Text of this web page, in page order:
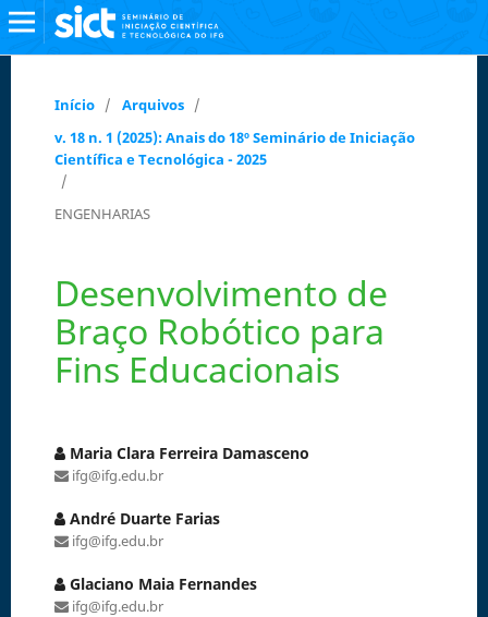
Início / Arquivos /
v. 18 n. 1 (2025): Anais do 18º Seminário de Iniciação
Científica e Tecnológica - 2025
/
ENGENHARIAS
Desenvolvimento de
Braço Robótico para
Fins Educacionais
Maria Clara Ferreira Damasceno
ifg@ifg.edu.br
André Duarte Farias
ifg@ifg.edu.br
Glaciano Maia Fernandes
ifg@ifg.edu.br